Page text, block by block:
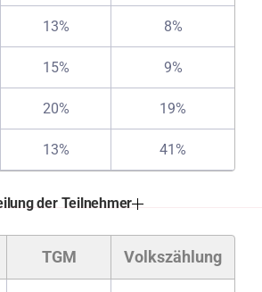
13% 8%
15% 9%
20% 19%
13% 41%
der Teilnehmer
TGM Volkszählung